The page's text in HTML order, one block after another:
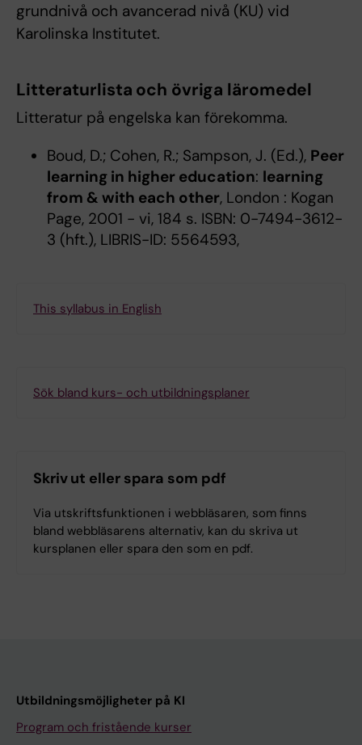
grundnivå och avancerad nivå (KU) vid
Karolinska Institutet.
Litteraturlista och övriga läromedel
Litteratur på engelska kan förekomma.
Boud, D.; Cohen, R.; Sampson, J. (Ed.), Peer
learning in higher education: learning
from & with each other, London : Kogan
Page, 2001 - vi, 184 s. ISBN: 0-7494-3612-
3 (hft.), LIBRIS-ID: 5564593,
This syllabus in English
Sök bland kurs- och utbildningsplaner
Skriv ut eller spara som pdf
Via utskriftsfunktionen i webbläsaren, som finns
bland webbläsarens alternativ, kan du skriva ut
kursplanen eller spara den som en pdf.
Utbildningsmöjligheter på KI
Program och fristående kurser